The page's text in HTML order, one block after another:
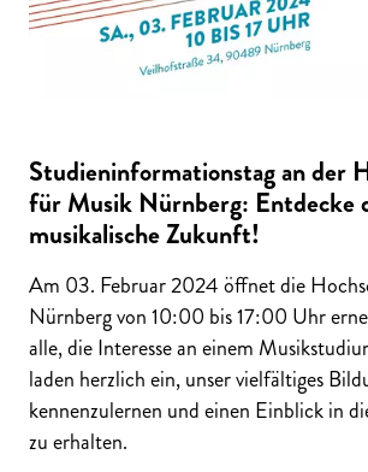
Studieninformationstag an der
für Musik Nürnberg: Entdecke
musikalische Zukunft!
Am 03. Februar 2024 öffnet die
Nürnberg von 10:00 bis 17:00 Uhr
alle, die Interesse an einem
laden herzlich ein, unser vielfältiges
kennenzulernen und einen Einblick in
zu erhalten.